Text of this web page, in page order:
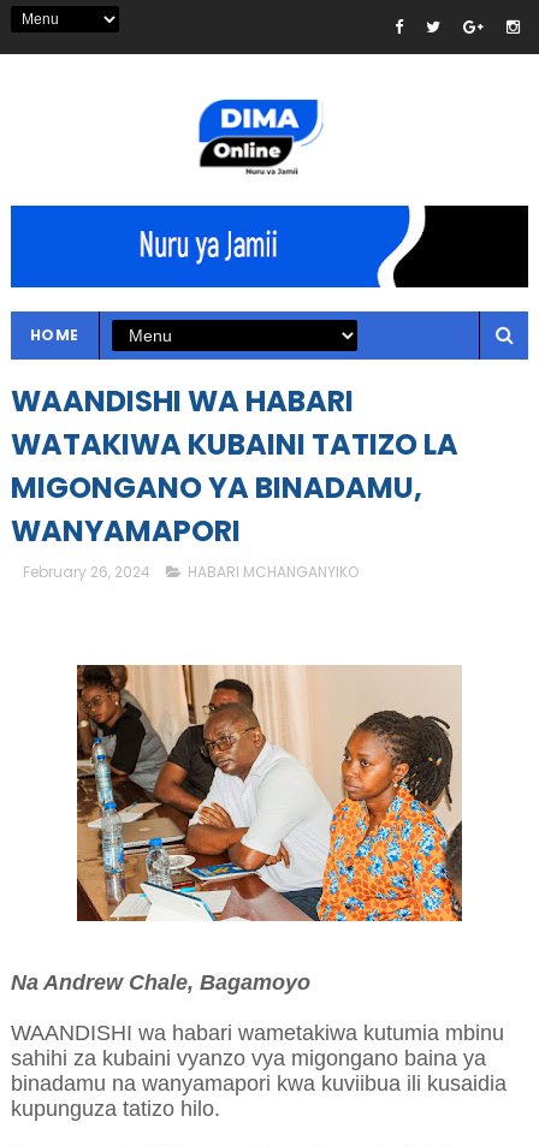
HOME
WAANDISHI WA HABARI
WATAKIWA KUBAINI TATIZO LA
MIGONGANO YA BINADAMU,
WANYAMAPORI
February 26, 2024 HABARI MCHANGANYIKO
Na Andrew Chale, Bagamoyo
WAANDISHI wa habari wametakiwa kutumia mbinu
sahihi za kubaini vyanzo vya migongano baina ya
binadamu na wanyamapori kwa kuviibua ili kusaidia
kupunguza tatizo hilo.